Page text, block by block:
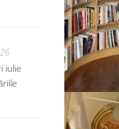
iulie